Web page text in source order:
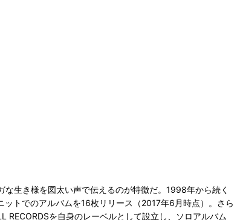
生き様を図太い声で伝えるのが特徴だ。1998年から続く
トでのアルバムを16枚リリース（2017年6月時点）。さら
RECORDSを自身のレーベルとして設立し、ソロアルバム